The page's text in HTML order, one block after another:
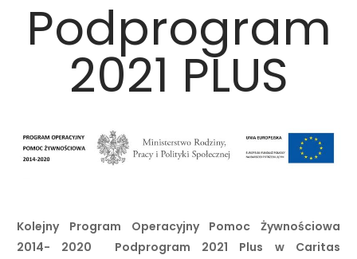
Podprogram
2021 PLUS
Kolejny Program Operacyjny Pomoc Żywnościowa
2014- 2020 Podprogram 2021 Plus w Caritas